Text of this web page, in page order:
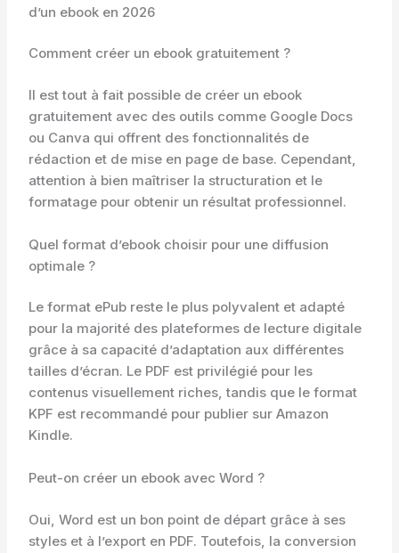
d’un ebook en 2026
Comment créer un ebook gratuitement ?
Il est tout à fait possible de créer un ebook
gratuitement avec des outils comme Google Docs
ou Canva qui offrent des fonctionnalités de
rédaction et de mise en page de base. Cependant,
attention à bien maîtriser la structuration et le
formatage pour obtenir un résultat professionnel.
Quel format d’ebook choisir pour une diffusion
optimale ?
Le format ePub reste le plus polyvalent et adapté
pour la majorité des plateformes de lecture digitale
grâce à sa capacité d’adaptation aux différentes
tailles d’écran. Le PDF est privilégié pour les
contenus visuellement riches, tandis que le format
KPF est recommandé pour publier sur Amazon
Kindle.
Peut-on créer un ebook avec Word ?
Oui, Word est un bon point de départ grâce à ses
styles et à l’export en PDF. Toutefois, la conversion